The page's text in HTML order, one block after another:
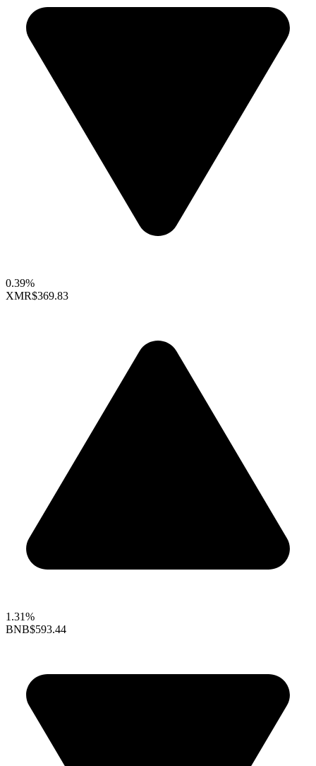
0.39%
XMR$369.83
1.31%
BNB$593.44